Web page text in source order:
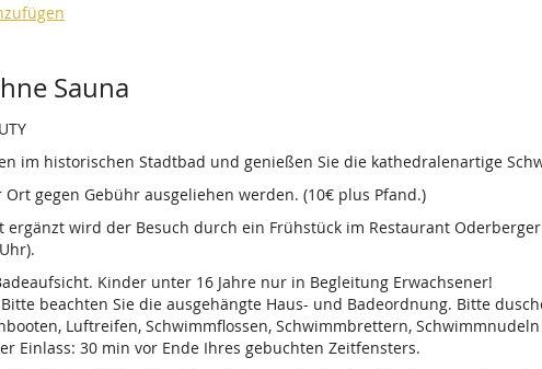
Sauna
im historischen Stadtbad und genießen Sie die kathedralenartige
gegen Gebühr ausgeliehen werden. (10€ plus Pfand.)
ergänzt wird der Besuch durch ein Frühstück im Restaurant
Kinder unter 16 Jahre nur in Begleitung Erwachsener!
beachten Sie die ausgehängte Haus- und Badeordnung. Bitte
Luftreifen, Schwimmflossen, Schwimmbrettern,
Einlass: 30 min vor Ende Ihres gebuchten Zeitfensters.